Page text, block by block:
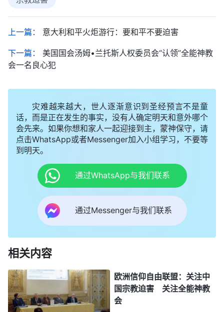
上一篇： 意大利和平火炬游行：要和平不要迫害
下一篇： 美国国会汤姆•兰托斯人权委员会“认领”全能神教
会一名良心犯
灾难越来越大，世人逐渐意识到圣经预言不是童
话，而是正在发生的事实，没有人确定明天和意外哪个
会先来。如果你想和家人一起迎接到主，蒙神保守，请
点击WhatsApp或者Messenger加入小组学习，不要等
到明天。
通过WhatsApp与我们联系
通过Messenger与我们联系
相关内容
欧洲信仰自由联盟：关注中
国宗教迫害 关注全能神教
会